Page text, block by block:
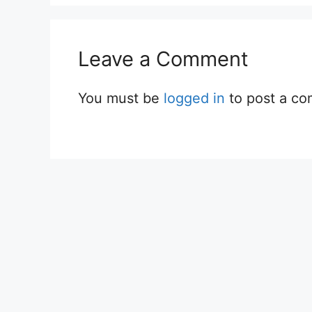
Leave a Comment
You must be logged in to post a